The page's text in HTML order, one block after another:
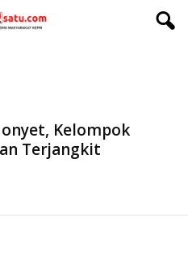
Kelompok
Terjangkit